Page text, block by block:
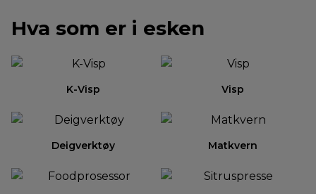
Hva som er i esken
K-Visp Visp
Deigverktøy Matkvern